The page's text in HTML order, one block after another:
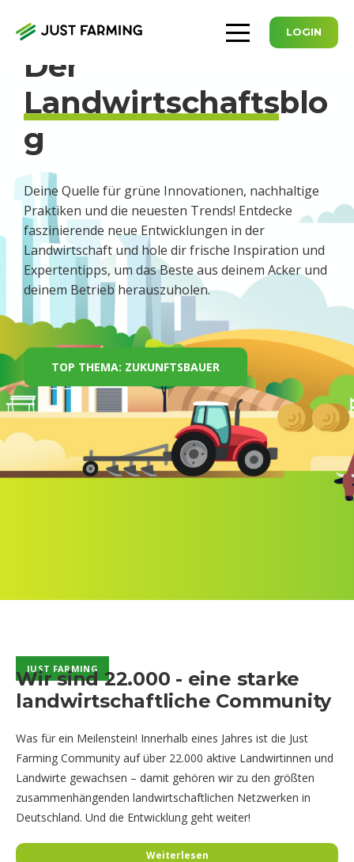
LOGIN
Der
Landwirtschaftsblo
g
Deine Quelle für grüne Innovationen, nachhaltige
Praktiken und die neuesten Trends! Entdecke
faszinierende neue Entwicklungen in der
Landwirtschaft und hole dir frische Inspiration und
Expertentipps, um das Beste aus deinem Acker und
deinem Betrieb herauszuholen.
TOP THEMA: ZUKUNFTSBAUER
JUST FARMING
JUST FARMING
Wir sind 22.000 - eine starke
landwirtschaftliche Community
Was für ein Meilenstein! Innerhalb eines Jahres ist die Just
Farming Community auf über 22.000 aktive Landwirtinnen und
Landwirte gewachsen – damit gehören wir zu den größten
zusammenhängenden landwirtschaftlichen Netzwerken in
Deutschland. Und die Entwicklung geht weiter!
Weiterlesen